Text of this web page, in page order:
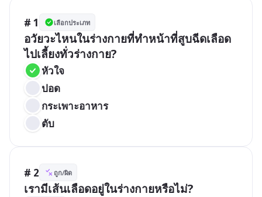
# 1 เลือกประเภท
อวัยวะไหนในร่างกายที่ทำหน้าที่สูบฉีดเลือด
ไปเลี้ยงทั่วร่างกาย?
หัวใจ
ปอด
กระเพาะอาหาร
ตับ
# 2 ถูก/ผิด
เรามีเส้นเลือดอยู่ในร่างกายหรือไม่?